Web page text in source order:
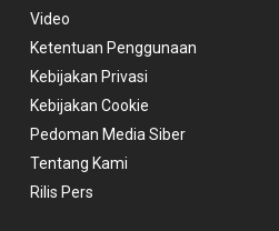
Video
Ketentuan Penggunaan
Kebijakan Privasi
Kebijakan Cookie
Pedoman Media Siber
Tentang Kami
Rilis Pers